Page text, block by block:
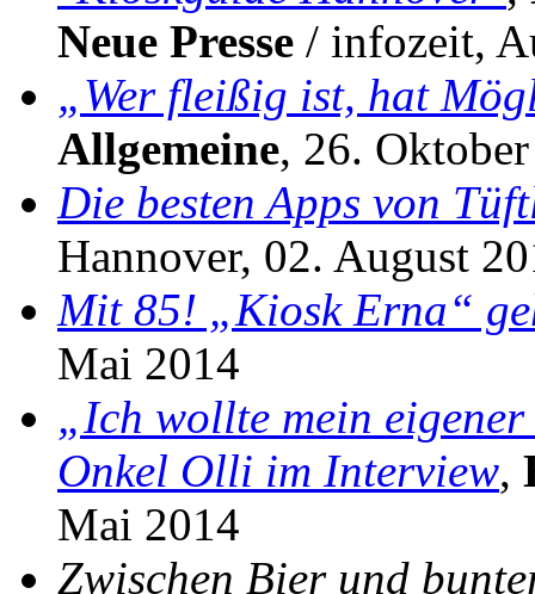
Neue Presse / infozeit,
„Wer fleißig ist, hat
Allgemeine, 26.
Die besten Apps von
Hannover, 02. August
Mit 85! „Kiosk Erna“
Mai 2014
„Ich wollte mein
Onkel Olli im Interview,
Mai 2014
Zwischen Bier und